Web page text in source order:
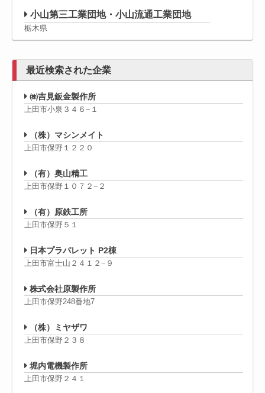
小山第三工業団地・小山流通工業団地
栃木県
最近検索された企業
㈱吉見鈑金製作所
上田市小泉３４６−１
（株）マシンメイト
上田市保野１２２０
（有）奥山精工
上田市保野１０７２−２
（有）原鉄工所
上田市保野５１
日本プラパレット P2棟
上田市富士山２４１２−９
株式会社原製作所
上田市保野248番地7
（株）ミヤザワ
上田市保野２３８
堀内電機製作所
上田市保野２４１